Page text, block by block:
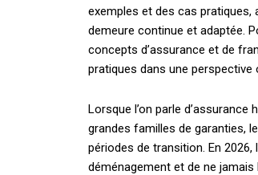
exemples et des cas
demeure continue et adaptée.
concepts d’assurance et de
pratiques dans une perspective
Lorsque l’on parle
grandes familles de garanties,
périodes de transition. En
déménagement et de ne